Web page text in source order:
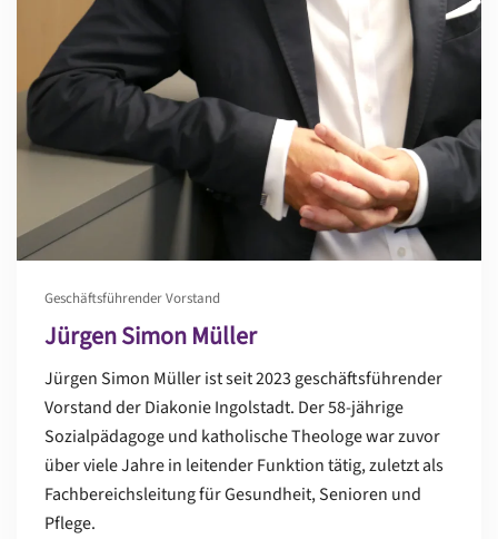
Geschäftsführender Vorstand
Jürgen Simon Müller
Jürgen Simon Müller ist seit 2023 geschäftsführender
Vorstand der Diakonie Ingolstadt. Der 58-jährige
Sozialpädagoge und katholische Theologe war zuvor
über viele Jahre in leitender Funktion tätig, zuletzt als
Fachbereichsleitung für Gesundheit, Senioren und
Pflege.